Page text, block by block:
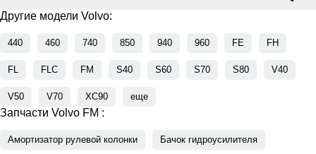
Другие модели Volvo:
440 460 740 850 940 960 FE FH
FL FLC FM S40 S60 S70 S80 V40
V50 V70 XC90 еще
Запчасти Volvo FM :
Амортизатор рулевой колонки Бачок гидроусилителя